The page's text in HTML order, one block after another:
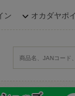
ン オカダヤポ